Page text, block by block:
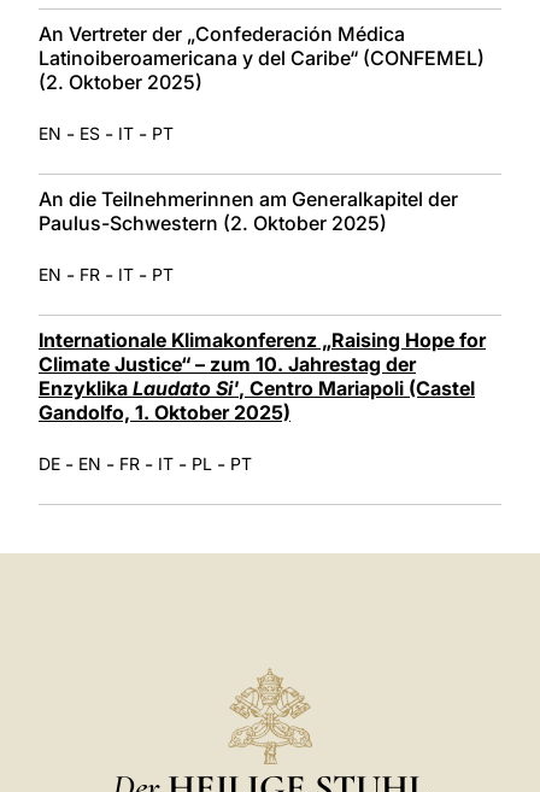
An Vertreter der „Confederación Médica
Latinoiberoamericana y del Caribe“ (CONFEMEL)
(2. Oktober 2025)
EN - ES - IT - PT
An die Teilnehmerinnen am Generalkapitel der
Paulus-Schwestern (2. Oktober 2025)
EN - FR - IT - PT
Internationale Klimakonferenz „Raising Hope for
Climate Justice“ – zum 10. Jahrestag der
Enzyklika Laudato Si', Centro Mariapoli (Castel
Gandolfo, 1. Oktober 2025)
DE - EN - FR - IT - PL - PT